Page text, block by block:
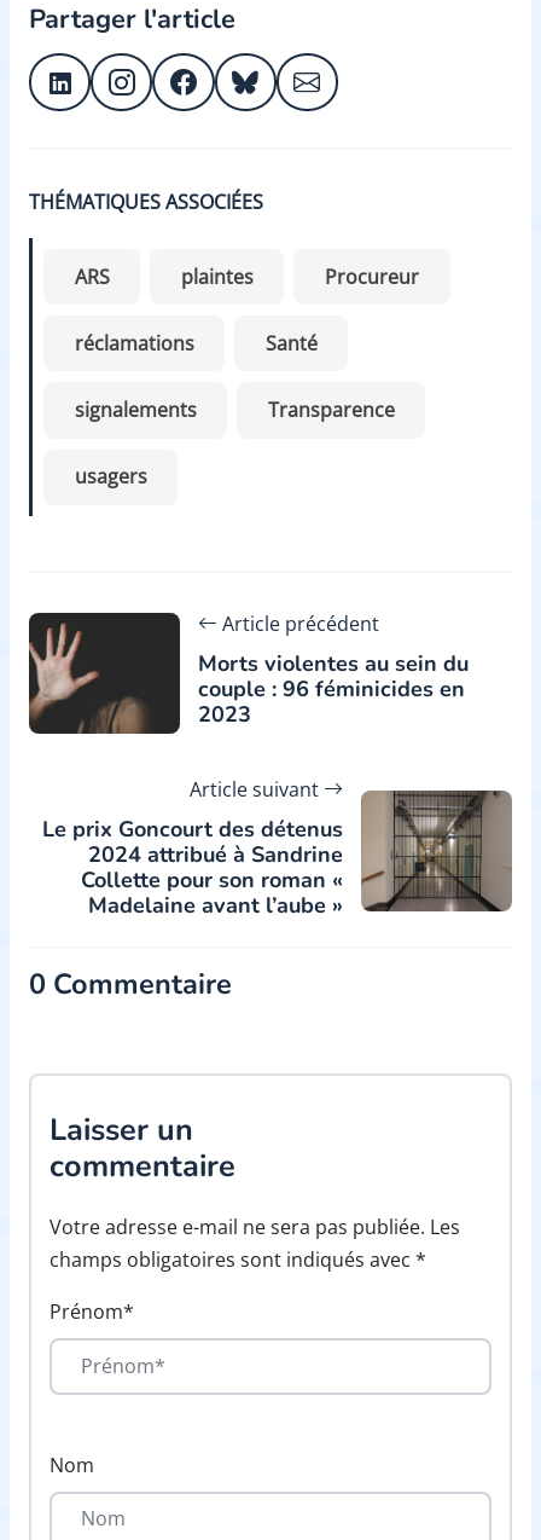
Partager l'article
THÉMATIQUES ASSOCIÉES
ARS plaintes Procureur
réclamations Santé
signalements Transparence
usagers
Article précédent
Morts violentes au sein du
couple : 96 féminicides en
2023
Article suivant
Le prix Goncourt des détenus
2024 attribué à Sandrine
Collette pour son roman «
Madelaine avant l’aube »
0 Commentaire
Laisser un
commentaire
Votre adresse e-mail ne sera pas publiée. Les
champs obligatoires sont indiqués avec *
Prénom*
Nom